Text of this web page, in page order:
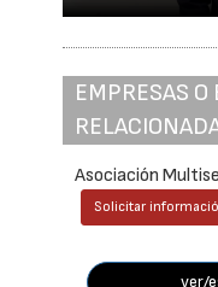
EMPRESAS
Asociación
Solicitar
ver/